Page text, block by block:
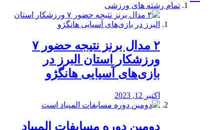
تمام رشته های ورزشی
۲ مدال برنز نتیجه حضور ۷
ورزشکار استان البرز در
بازی‌های آسیایی هانگژو
اکتبر 12, 2023
دومین دوره مسابفات المپیاد